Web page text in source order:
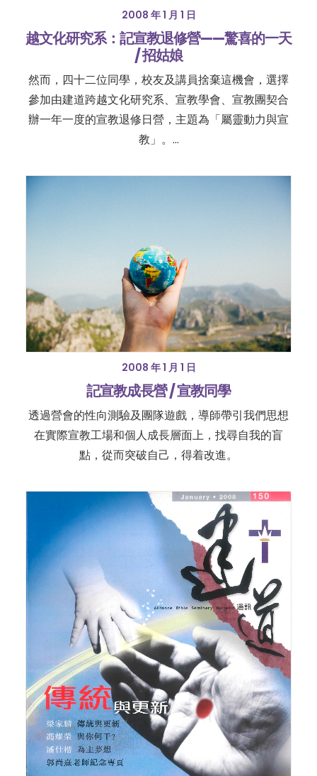
2008 年 1 月 1 日
越文化研究系：記宣教退修營——驚喜的一天
/ 招姑娘
然而，四十二位同學，校友及講員捨棄這機會，選擇
參加由建道跨越文化研究系、宣教學會、宣教團契合
辦一年一度的宣教退修日營，主題為「屬靈動力與宣
教」。…
2008 年 1 月 1 日
記宣教成長營 / 宣教同學
透過營會的性向測驗及團隊遊戲，導師帶引我們思想
在實際宣教工場和個人成長層面上，找尋自我的盲
點，從而突破自己，得着改進。